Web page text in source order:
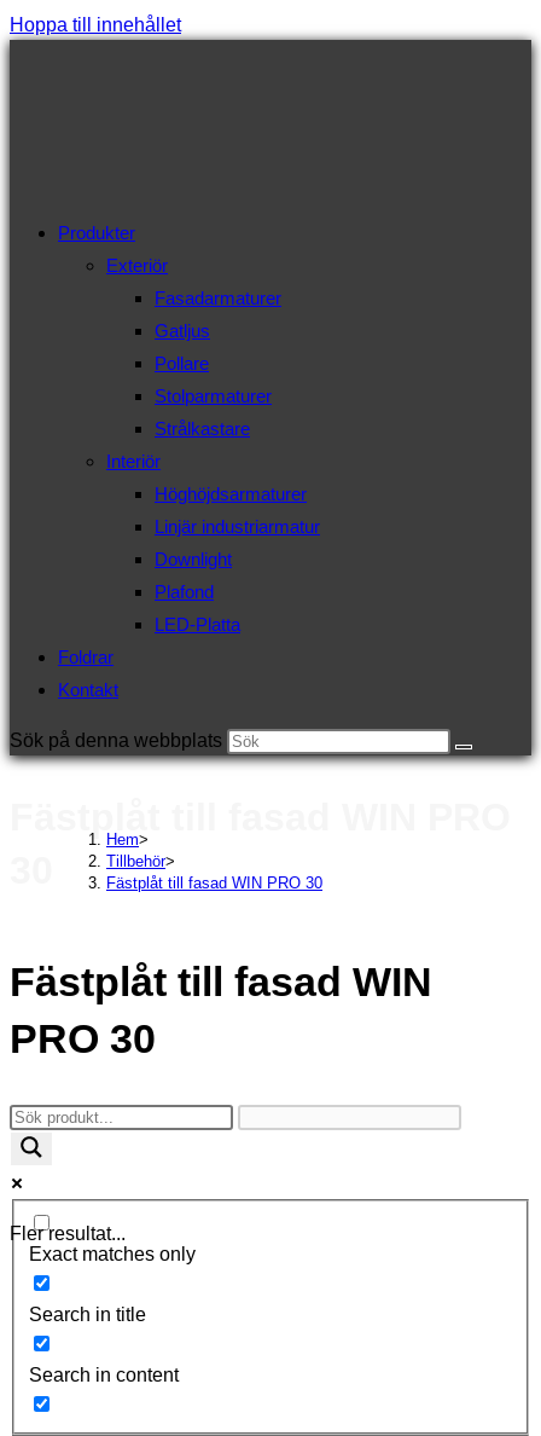
Hoppa till innehållet
Produkter
Exteriör
Fasadarmaturer
Gatljus
Pollare
Stolparmaturer
Strålkastare
Interiör
Höghöjdsarmaturer
Linjär industriarmatur
Downlight
Plafond
LED-Platta
Foldrar
Kontakt
Sök på denna webbplats
Hem>
Tillbehör>
Fästplåt till fasad WIN PRO 30
Fästplåt till fasad WIN
PRO 30
Fler resultat...
Exact matches only
Search in title
Search in content